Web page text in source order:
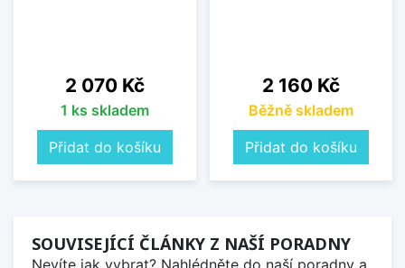
Cena
2 070 Kč
1 ks skladem
Přidat do košíku
Cena
2 160 Kč
Běžně skladem
Přidat do košíku
SOUVISEJÍCÍ ČLÁNKY Z NAŠÍ PORADNY